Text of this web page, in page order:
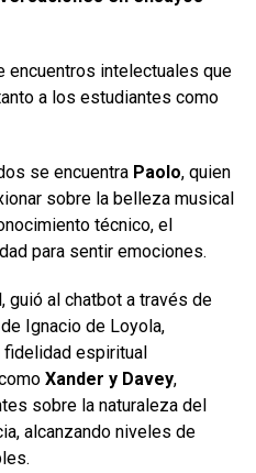
encuentros intelectuales que
a los estudiantes como
se encuentra Paolo, quien
sobre la belleza musical
técnico, el
para sentir emociones.
guió al chatbot a través de
Ignacio de Loyola,
espiritual
Xander y Davey,
sobre la naturaleza del
alcanzando niveles de